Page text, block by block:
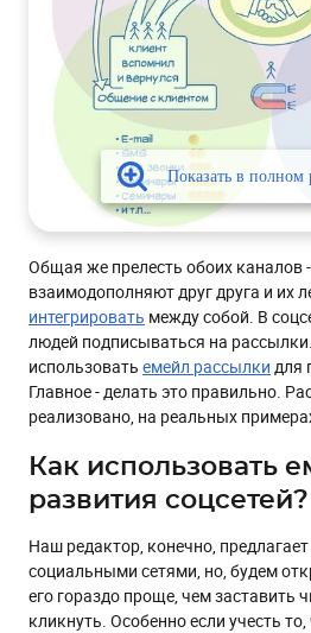
Общая же прелесть обоих каналов
взаимодополняют друг друга и их
интегрировать между собой. В
людей подписываться на
использовать емейл рассылки для
Главное - делать это правильно.
реализовано, на реальных
Как использовать
развития соцсетей?
Наш редактор, конечно,
социальными сетями, но, будем
его гораздо проще, чем заставить
кликнуть. Особенно если учесть